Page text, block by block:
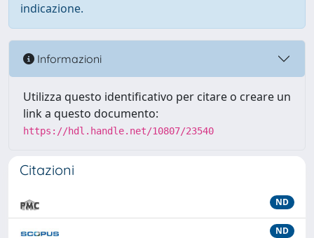
indicazione.
Informazioni
Utilizza questo identificativo per citare o creare un
link a questo documento:
https://hdl.handle.net/10807/23540
Citazioni
ND
ND